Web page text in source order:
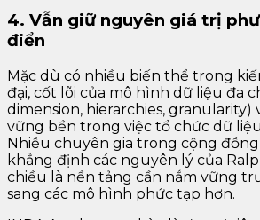
4. Vẫn giữ nguyên giá trị
điển
Mặc dù có nhiều biến thể trong
đại, cốt lõi của mô hình dữ liệu đa
dimension, hierarchies, granularity)
vững bền trong việc tổ chức dữ
Nhiều chuyên gia trong cộng
khẳng định các nguyên lý của
chiều là nền tảng cần nắm vững
sang các mô hình phức tạp hơn.